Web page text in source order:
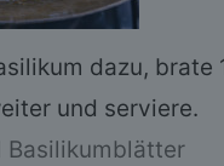
dazu, brate
und serviere.
Basilikumblätter